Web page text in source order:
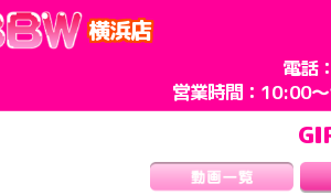
横浜店
電話：
営業時間：10:00